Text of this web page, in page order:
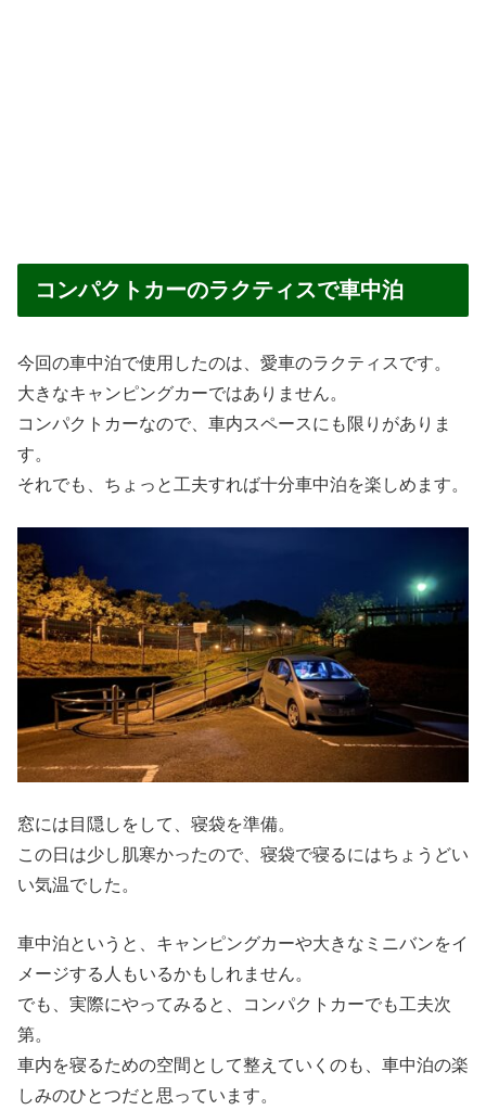
コンパクトカーのラクティスで車中泊
今回の車中泊で使用したのは、愛車のラクティスです。
大きなキャンピングカーではありません。
コンパクトカーなので、車内スペースにも限りがありま
す。
それでも、ちょっと工夫すれば十分車中泊を楽しめます。
窓には目隠しをして、寝袋を準備。
この日は少し肌寒かったので、寝袋で寝るにはちょうどい
い気温でした。
車中泊というと、キャンピングカーや大きなミニバンをイ
メージする人もいるかもしれません。
でも、実際にやってみると、コンパクトカーでも工夫次
第。
車内を寝るための空間として整えていくのも、車中泊の楽
しみのひとつだと思っています。